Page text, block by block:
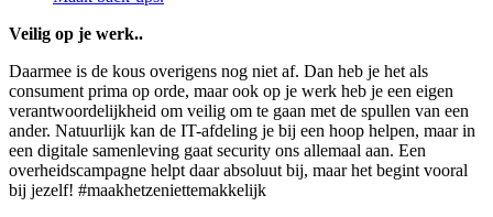
Veilig op je werk..
Daarmee is de kous overigens nog niet af. Dan heb je het als
consument prima op orde, maar ook op je werk heb je een eigen
verantwoordelijkheid om veilig om te gaan met de spullen van een
ander. Natuurlijk kan de IT-afdeling je bij een hoop helpen, maar in
een digitale samenleving gaat security ons allemaal aan. Een
overheidscampagne helpt daar absoluut bij, maar het begint vooral
bij jezelf! #maakhetzeniettemakkelijk